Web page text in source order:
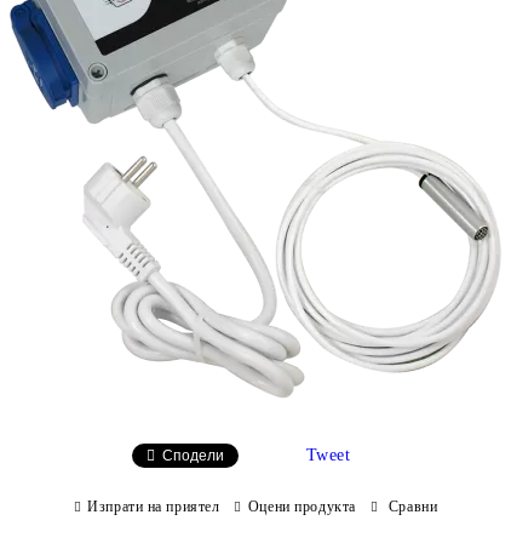
Сподели Tweet
Изпрати на приятел Оцени продукта Сравни